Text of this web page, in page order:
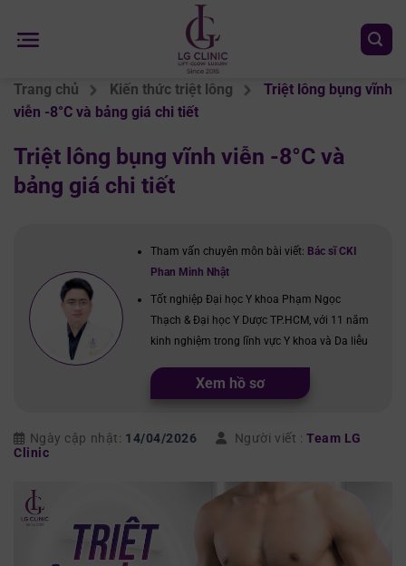
đến
Trang chủ Kiến thức triệt lông
Triệt lông bụng vĩnh
viễn -8°C và bảng giá chi tiết
Triệt lông bụng vĩnh viễn -8°C và
bảng giá chi tiết
Tham vấn chuyên môn bài viết: Bác sĩ CKI
Phan Minh Nhật
Tốt nghiệp Đại học Y khoa Phạm Ngọc
Thạch & Đại học Y Dược TP.HCM, với 11 năm
kinh nghiệm trong lĩnh vực Y khoa và Da liễu
Xem hồ sơ
Ngày cập nhật: 14/04/2026 Người viết : Team LG
Clinic